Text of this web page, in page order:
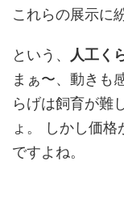
これらの展示に
という、 人工く
まぁ〜、動きも
らげは飼育が難
ょ。 しかし価
ですよね。